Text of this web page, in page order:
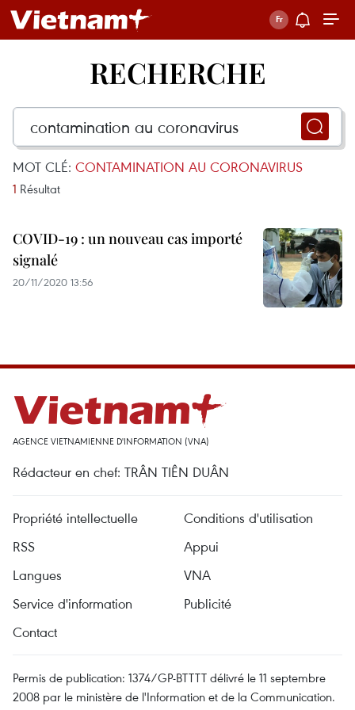
RECHERCHE
MOT CLÉ: CONTAMINATION AU CORONAVIRUS
1 Résultat
COVID-19 : un nouveau cas importé
signalé
20/11/2020 13:56
AGENCE VIETNAMIENNE D'INFORMATION (VNA)
Rédacteur en chef: TRÂN TIÊN DUÂN
Propriété intellectuelle
Conditions d'utilisation
RSS
Appui
Langues
VNA
Service d'information
Publicité
Contact
Permis de publication: 1374/GP-BTTTT délivré le 11 septembre
2008 par le ministère de l'Information et de la Communication.